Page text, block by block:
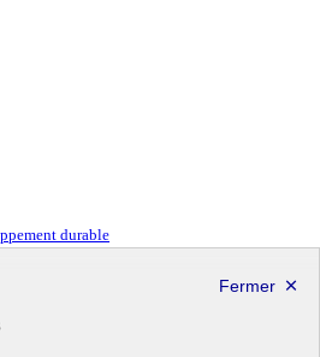
durable